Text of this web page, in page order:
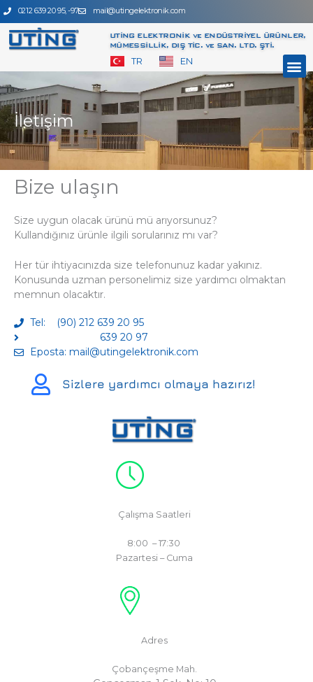
İçeriğe
atla
0212 639 20 95, -97 mail@utingelektronik.com
UTİNG ELEKTRONİK ve ENDÜSTRİYEL ÜRÜNLER,
MÜMESSİLLİK, DIŞ TİC. ve SAN. LTD. ŞTİ.
TR EN
İletişim
Bize ulaşın
Size uygun olacak ürünü mü arıyorsunuz?
Kullandığınız ürünle ilgili sorularınız mı var?
Her tür ihtiyacınızda size telefonunuz kadar yakınız.
Konusunda uzman personelimiz size yardımcı olmaktan
memnun olacaktır.
Tel: (90) 212 639 20 95
639 20 97
Eposta: mail@utingelektronik.com
Sizlere yardımcı olmaya hazırız!
Çalışma Saatleri
8:00 – 17:30
Pazartesi – Cuma
Adres
Çobançeşme Mah.